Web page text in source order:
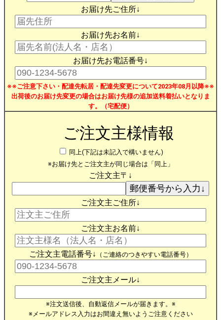
お届け先ご住所↓
お届け先お名前↓
お届け先お電話番号↓
※※ご注意下さい・配達先転居・配達先変更について2023年08月以降※※
出荷後のお届け先変更の場合はお届け先様の追加送料着払いとなりま
す。（宅配便）
ご注文主様情報
同上(下記は未記入で構いません)
※お届け先とご注文主が同じ場合は「同上」
ご注文主〒↓
ご注文主ご住所↓
ご注文主お名前↓
ご注文主電話番号↓ （ご連絡のつきやすい電話番号）
ご注文主メール↓
※注文送信後、自動返信メールが届きます。※
※メールアドレス入力はお間違え無いようご注意ください